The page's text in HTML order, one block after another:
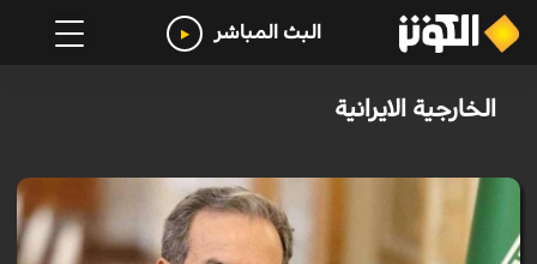
البث المباشر
الخارجية الايرانية